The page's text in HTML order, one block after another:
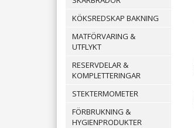
KÖKSREDSKAP BAKNING
MATFÖRVARING &
UTFLYKT
RESERVDELAR &
KOMPLETTERINGAR
STEKTERMOMETER
FÖRBRUKNING &
HYGIENPRODUKTER